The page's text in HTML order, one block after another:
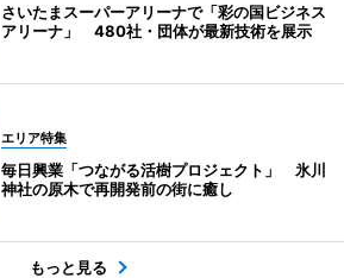
さいたまスーパーアリーナで「彩の国ビジネス
アリーナ」 480社・団体が最新技術を展示
エリア特集
毎日興業「つながる活樹プロジェクト」 氷川
神社の原木で再開発前の街に癒し
もっと見る